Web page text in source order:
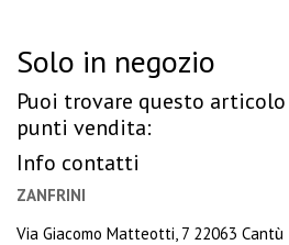
Solo in negozio
Puoi trovare questo
punti vendita:
Info contatti
ZANFRINI
Via Giacomo Matteotti, 7 22063 Cantù